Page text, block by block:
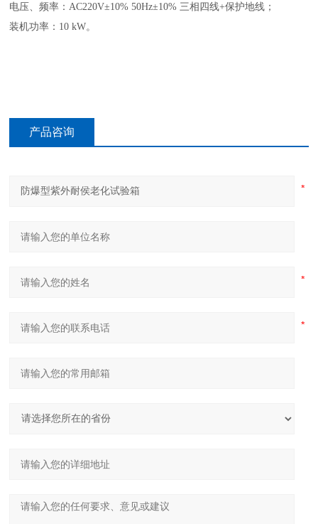
电压、频率：AC220V±10% 50Hz±10% 三相四线+保护地线；
装机功率：10 kW。
产品咨询